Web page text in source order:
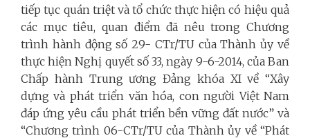
tiếp tục quán triệt và tổ chức thực hiện có hiệu quả
các mục tiêu, quan điểm đã nêu trong Chương
trình hành động số 29- CTr/TU của Thành ủy về
thực hiện Nghị quyết số 33, ngày 9-6-2014, của Ban
Chấp hành Trung ương Đảng khóa XI về “Xây
dựng và phát triển văn hóa, con người Việt Nam
đáp ứng yêu cầu phát triển bền vững đất nước” và
“Chương trình 06-CTr/TU của Thành ủy về “Phát